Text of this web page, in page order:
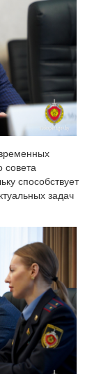
совета
способствует
задач